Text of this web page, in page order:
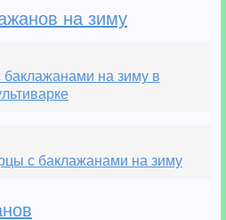
на зиму
на зиму в
с баклажанами на зиму